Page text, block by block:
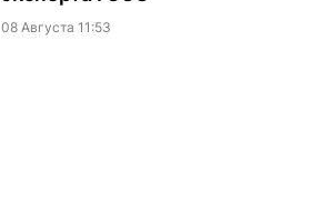
08 Августа 11:53